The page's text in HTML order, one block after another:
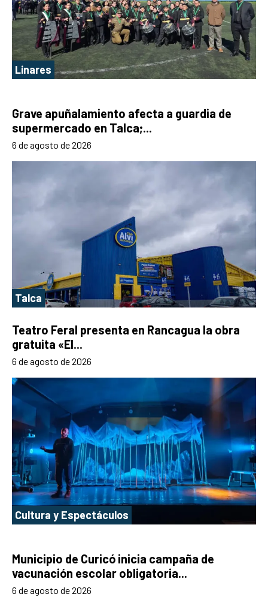
Linares
Grave apuñalamiento afecta a guardia de
supermercado en Talca;...
6 de agosto de 2026
Talca
Teatro Feral presenta en Rancagua la obra
gratuita «El...
6 de agosto de 2026
Cultura y Espectáculos
Municipio de Curicó inicia campaña de
vacunación escolar obligatoria...
6 de agosto de 2026